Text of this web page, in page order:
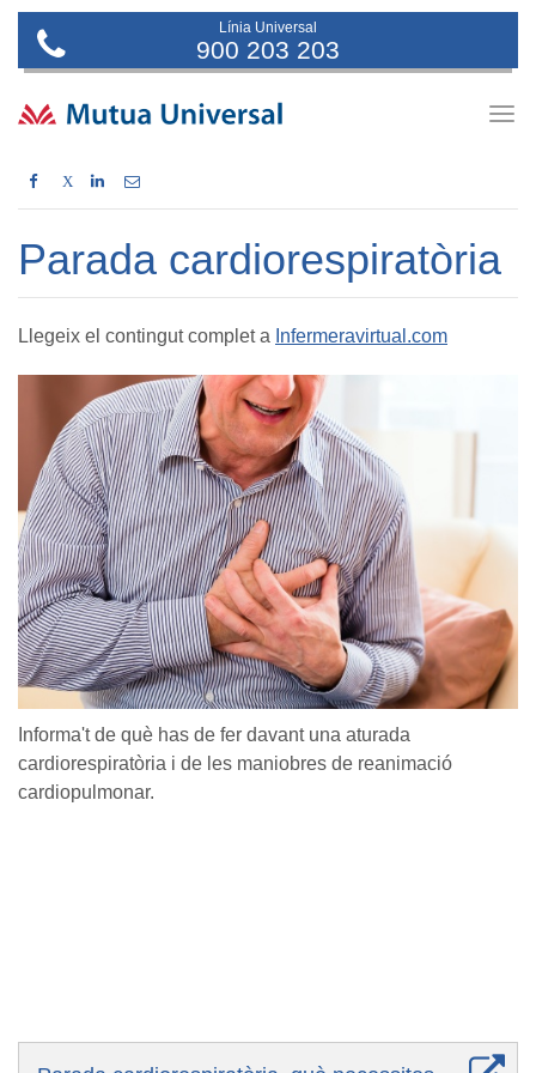
Línia Universal
900 203 203
X
Parada cardiorespiratòria
Llegeix el contingut complet a Infermeravirtual.com
Informa't de què has de fer davant una aturada
cardiorespiratòria i de les maniobres de reanimació
cardiopulmonar.